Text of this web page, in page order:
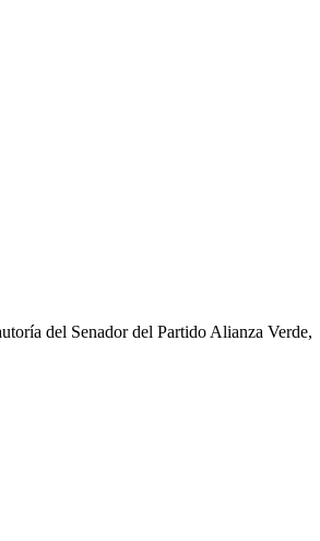
del Senador del Partido Alianza Verde,